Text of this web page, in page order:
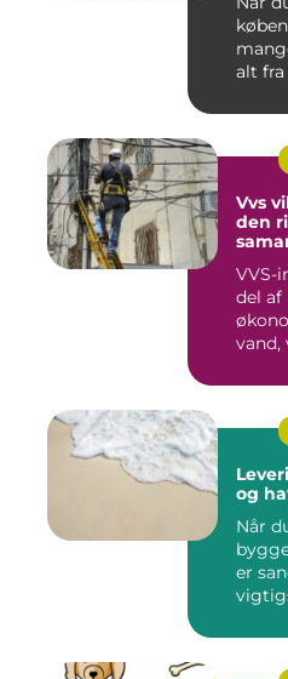
alt fra
Vvs viborg
den
VVS-
del af
vand,
og
Når
er